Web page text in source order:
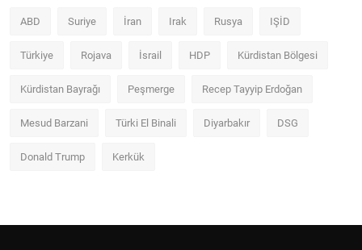
ABD Suriye İran Irak Rusya IŞİD
Türkiye Rojava İsrail HDP Kürdistan Bölgesi
Kürdistan Bayrağı Peşmerge Recep Tayyip Erdoğan
Mesud Barzani Türki El Binali Diyarbakır DSG
Donald Trump Kerkük